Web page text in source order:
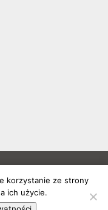
|
korzystanie ze strony
ich użycie.